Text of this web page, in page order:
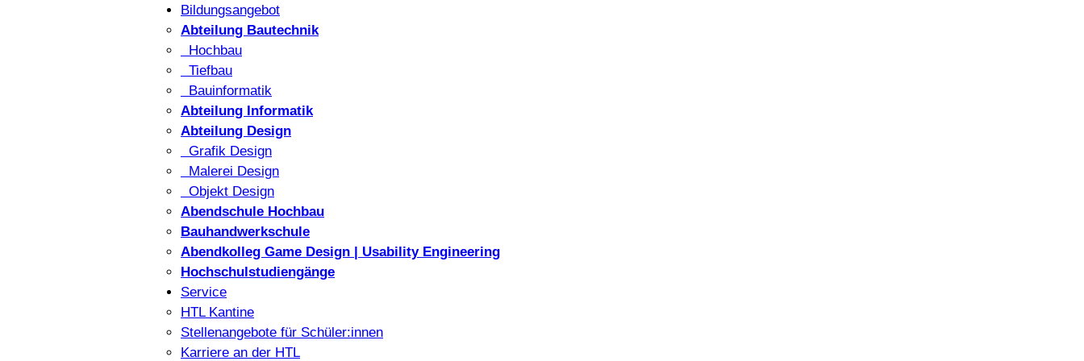
Bildungsangebot
Abteilung Bautechnik
Hochbau
Tiefbau
Bauinformatik
Abteilung Informatik
Abteilung Design
Grafik Design
Malerei Design
Objekt Design
Abendschule Hochbau
Bauhandwerkschule
Abendkolleg Game Design | Usability Engineering
Hochschulstudiengänge
Service
HTL Kantine
Stellenangebote für Schüler:innen
Karriere an der HTL